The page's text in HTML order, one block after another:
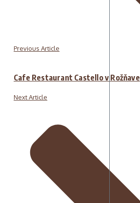
Previous Article
Cafe Restaurant Castello v Rožňave
Next Article